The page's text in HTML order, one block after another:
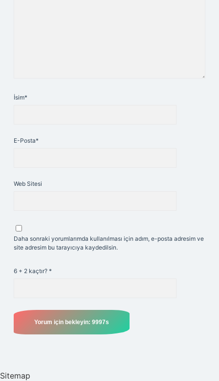
İsim*
E-Posta*
Web Sitesi
Daha sonraki yorumlarımda kullanılması için adım, e-posta adresim ve
site adresim bu tarayıcıya kaydedilsin.
6 + 2 kaçtır? *
Sitemap